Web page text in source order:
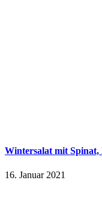
Wintersalat mit Spinat,
16. Januar 2021